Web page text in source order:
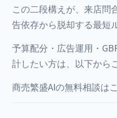
この二段構えが、来店問
告依存から脱却する最短
予算配分・広告運用・
計したい方は、以下から
商売繁盛AIの無料相談は